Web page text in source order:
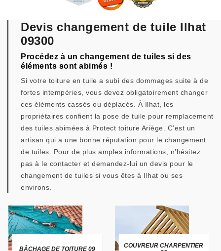
Devis changement de tuile Ilhat
09300
Procédez à un changement de tuiles si des
éléments sont abimés !
Si votre toiture en tuile a subi des dommages suite à de
fortes intempéries, vous devez obligatoirement changer
ces éléments cassés ou déplacés. À Ilhat, les
propriétaires confient la pose de tuile pour remplacement
des tuiles abimées à Protect toiture Ariège. C’est un
artisan qui a une bonne réputation pour le changement
de tuiles. Pour de plus amples informations, n’hésitez
pas à le contacter et demandez-lui un devis pour le
changement de tuiles si vous êtes à Ilhat ou ses
environs.
BÂCHAGE DE TOITURE 09
COUVREUR CHARPENTIER